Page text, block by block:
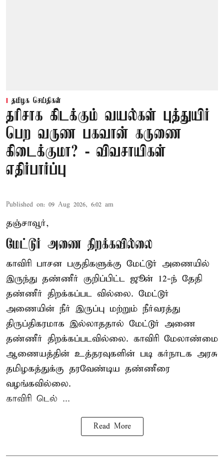
தமிழக செய்திகள்
தரிசாக கிடக்கும் வயல்கள் புத்துயிர்
பெற வருண பகவான் கருணை
கிடைக்குமா? - விவசாயிகள்
எதிர்பார்ப்பு
Published on: 09 Aug 2026, 6:02 am
தஞ்சாவூர்,
மேட்டூர் அணை திறக்கவில்லை
காவிரி பாசன பகுதிகளுக்கு மேட்டூர் அணையில்
இருந்து தண்ணீர் குறிப்பிட்ட ஜூன் 12-ந் தேதி
தண்ணீர் திறக்கப்பட வில்லை. மேட்டூர்
அணையின் நீர் இருப்பு மற்றும் நீர்வரத்து
திருப்திகரமாக இல்லாததால் மேட்டூர் அணை
தண்ணீர் திறக்கப்படவில்லை. காவிரி மேலாண்மை
ஆணையத்தின் உத்தரவுகளின் படி கர்நாடக அரசு
தமிழகத்துக்கு தரவேண்டிய தண்ணீரை
வழங்கவில்லை.
காவிரி டெல் ...
Read More